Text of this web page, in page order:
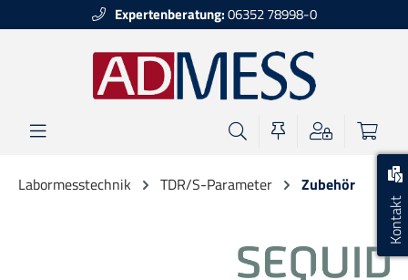
Kontakt
Expertenberatung:06352 78998-0
Labormesstechnik TDR/S-Parameter Zubehör